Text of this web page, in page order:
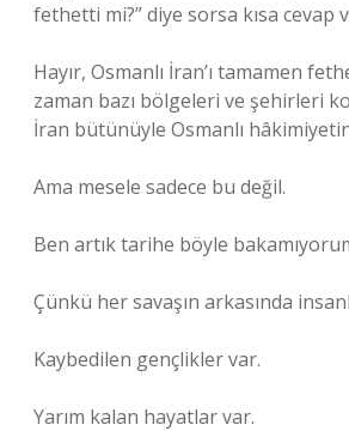
fethetti mi?” diye sorsa kısa cevap
Hayır, Osmanlı İran’ı tamamen
zaman bazı bölgeleri ve şehirleri
İran bütünüyle Osmanlı
Ama mesele sadece bu değil.
Ben artık tarihe böyle
Çünkü her savaşın arkasında
Kaybedilen gençlikler var.
Yarım kalan hayatlar var.